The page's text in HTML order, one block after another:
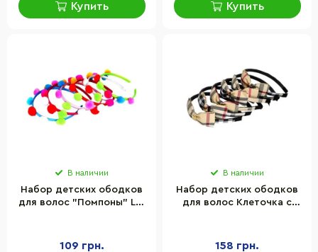
Купить Купить
В наличии
Набор детских ободков
для волос "Помпоны" La-
109 грн.
В наличии
Набор детских ободков
для волос Клеточка с
158 грн.